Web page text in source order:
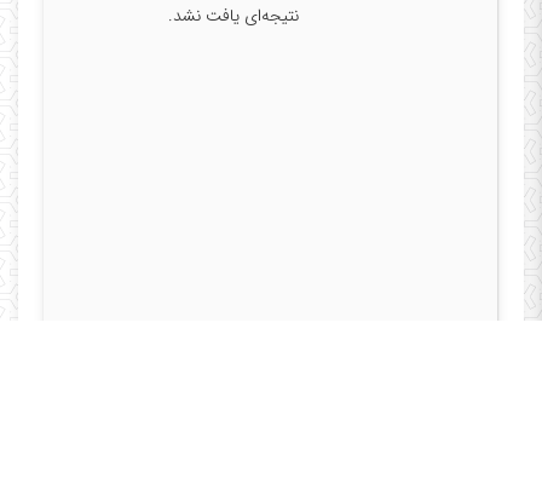
نتیجه‌ای یافت نشد.